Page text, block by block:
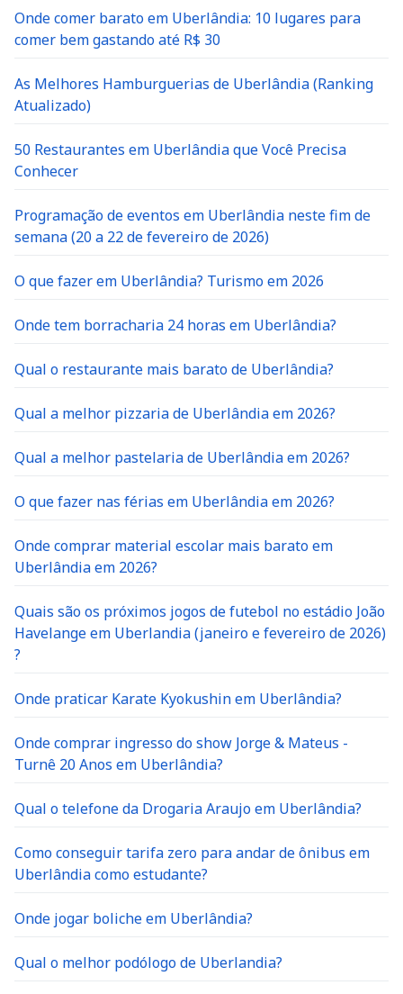
Onde comer barato em Uberlândia: 10 lugares para
comer bem gastando até R$ 30
As Melhores Hamburguerias de Uberlândia (Ranking
Atualizado)
50 Restaurantes em Uberlândia que Você Precisa
Conhecer
Programação de eventos em Uberlândia neste fim de
semana (20 a 22 de fevereiro de 2026)
O que fazer em Uberlândia? Turismo em 2026
Onde tem borracharia 24 horas em Uberlândia?
Qual o restaurante mais barato de Uberlândia?
Qual a melhor pizzaria de Uberlândia em 2026?
Qual a melhor pastelaria de Uberlândia em 2026?
O que fazer nas férias em Uberlândia em 2026?
Onde comprar material escolar mais barato em
Uberlândia em 2026?
Quais são os próximos jogos de futebol no estádio João
Havelange em Uberlandia (janeiro e fevereiro de 2026)
?
Onde praticar Karate Kyokushin em Uberlândia?
Onde comprar ingresso do show Jorge & Mateus -
Turnê 20 Anos em Uberlândia?
Qual o telefone da Drogaria Araujo em Uberlândia?
Como conseguir tarifa zero para andar de ônibus em
Uberlândia como estudante?
Onde jogar boliche em Uberlândia?
Qual o melhor podólogo de Uberlandia?